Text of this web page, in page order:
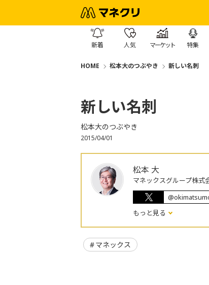
新着 人気 マーケット 特集
HOME 松本大のつぶやき 新しい名刺
新しい名刺
松本大のつぶやき
2015/04/01
松本 大
マネックスグループ株式
もっと見る
マネックス